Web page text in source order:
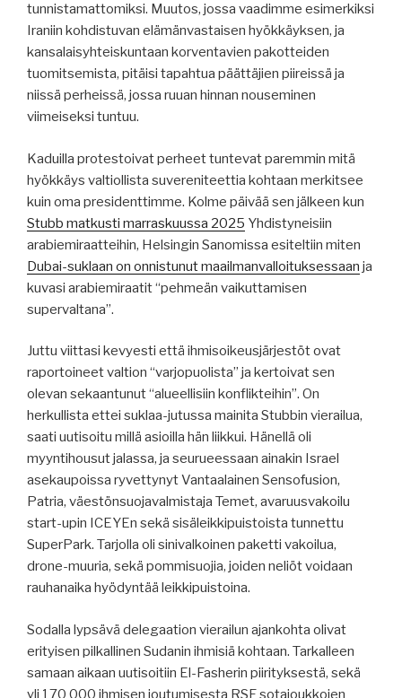
tunnistamattomiksi. Muutos, jossa vaadimme esimerkiksi
Iraniin kohdistuvan elämänvastaisen hyökkäyksen, ja
kansalaisyhteiskuntaan korventavien pakotteiden
tuomitsemista, pitäisi tapahtua päättäjien piireissä ja
niissä perheissä, jossa ruuan hinnan nouseminen
viimeiseksi tuntuu.
Kaduilla protestoivat perheet tuntevat paremmin mitä
hyökkäys valtiollista suvereniteettia kohtaan merkitsee
kuin oma presidenttimme. Kolme päivää sen jälkeen kun
Stubb matkusti marraskuussa 2025 Yhdistyneisiin
arabiemiraatteihin, Helsingin Sanomissa esiteltiin miten
Dubai-suklaan on onnistunut maailmanvalloituksessaan ja
kuvasi arabiemiraatit “pehmeän vaikuttamisen
supervaltana”.
Juttu viittasi kevyesti että ihmisoikeusjärjestöt ovat
raportoineet valtion “varjopuolista” ja kertoivat sen
olevan sekaantunut “alueellisiin konflikteihin”. On
herkullista ettei suklaa-jutussa mainita Stubbin vierailua,
saati uutisoitu millä asioilla hän liikkui. Hänellä oli
myyntihousut jalassa, ja seurueessaan ainakin Israel
asekaupoissa ryvettynyt Vantaalainen Sensofusion,
Patria, väestönsuojavalmistaja Temet, avaruusvakoilu
start-upin ICEYEn sekä sisäleikkipuistoista tunnettu
SuperPark. Tarjolla oli sinivalkoinen paketti vakoilua,
drone-muuria, sekä pommisuojia, joiden neliöt voidaan
rauhanaika hyödyntää leikkipuistoina.
Sodalla lypsävä delegaation vierailun ajankohta olivat
erityisen pilkallinen Sudanin ihmisiä kohtaan. Tarkalleen
samaan aikaan uutisoitiin El-Fasherin piirityksestä, sekä
yli 170 000 ihmisen joutumisesta RSF sotajoukkojen